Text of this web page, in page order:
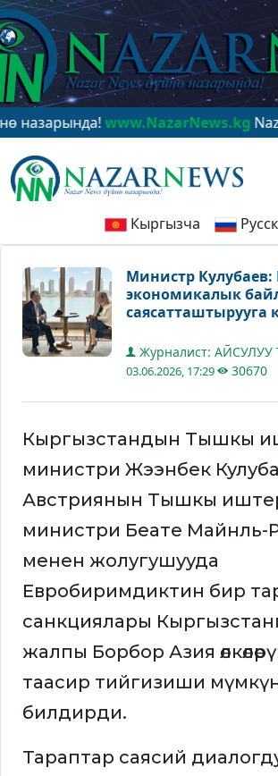
www.NazarNews.kg
Кыргызча
Министр
экономикалык
саясатташтырууга
Журналист: АЙСУЛУУ
03.06.2026, 17:29 30670
Кыргызстандын Тышкы
министри Жээнбек
Австриянын Тышкы
министри Беате Майнль-
менен жолугушууда
Евробиримдиктин бир
санкциялары
жалпы Борбор Азия
таасир тийгизиши
билдирди.
Тараптар саясий